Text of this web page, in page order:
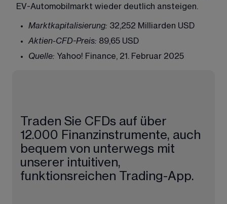
EV-Automobilmarkt wieder deutlich ansteigen.
Marktkapitalisierung: 32,252 Milliarden USD
Aktien-CFD-Preis: 89,65 USD
Quelle: Yahoo! Finance, 21. Februar 2025
Traden Sie CFDs auf über
12.000 Finanzinstrumente, auch
bequem von unterwegs mit
unserer intuitiven,
funktionsreichen Trading-App.